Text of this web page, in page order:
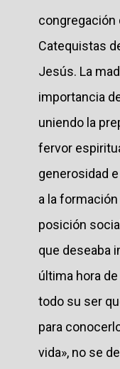
congregación
Catequistas
Jesús. La
importancia
uniendo la
fervor
generosidad
a la
posición
que deseaba
última hora
todo su ser
para
vida», no se